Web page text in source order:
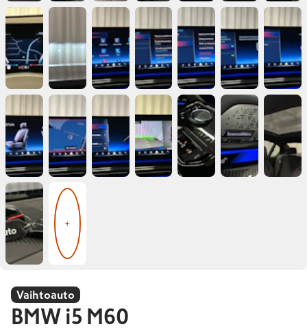
+
Vaihtoauto
BMW i5 M60